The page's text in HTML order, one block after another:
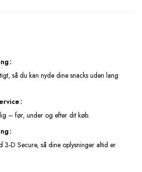
så du kan nyde dine snacks uden lang
– før, under og efter dit køb.
3-D Secure, så dine oplysninger altid er